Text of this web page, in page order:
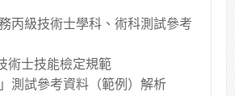
丙級技術士學科、術科測試參考
術士技能檢定規範
測試參考資料（範例）解析